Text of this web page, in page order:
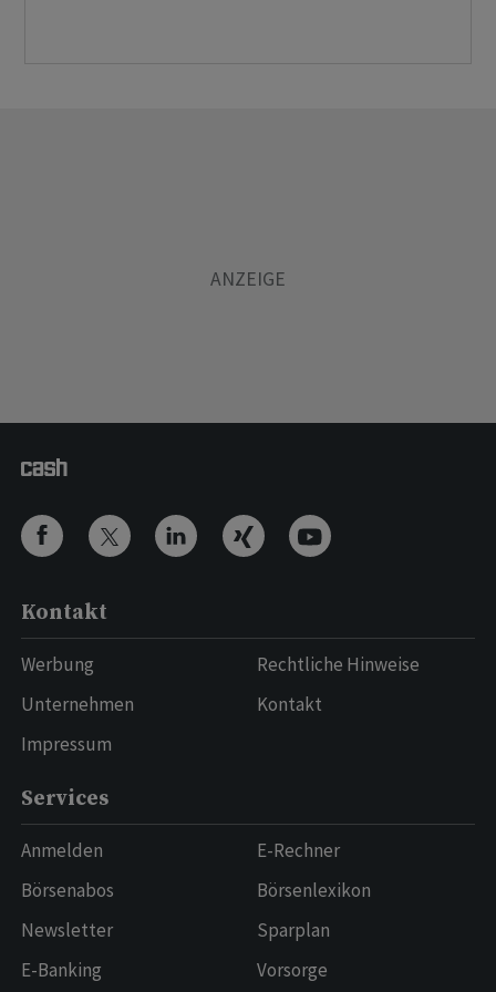
Kontakt
Werbung
Unternehmen
Impressum
Rechtliche Hinweise
Kontakt
Services
Anmelden
Börsenabos
Newsletter
E-Banking
E-Rechner
Börsenlexikon
Sparplan
Vorsorge